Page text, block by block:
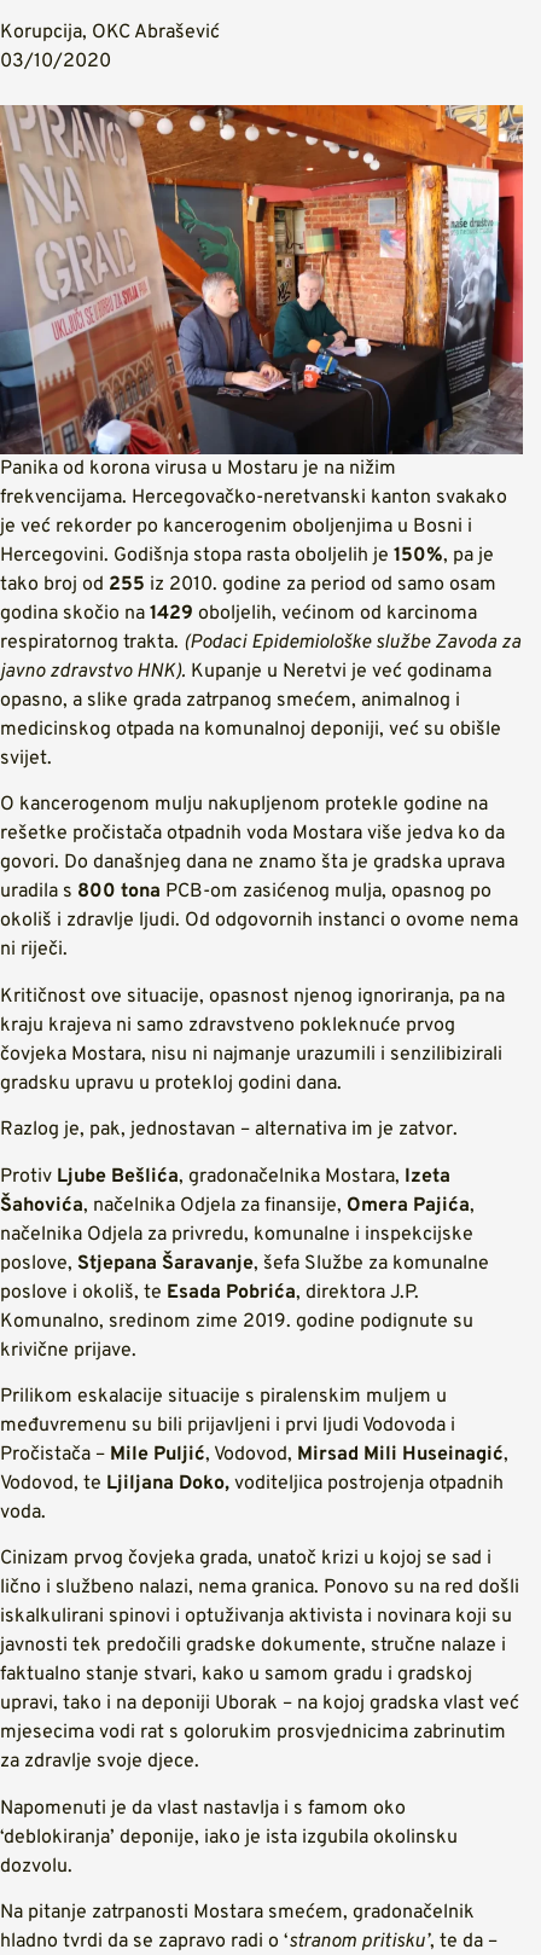
Korupcija, OKC Abrašević
03/10/2020
Panika od korona virusa u Mostaru je na nižim
frekvencijama. Hercegovačko-neretvanski kanton svakako
je već rekorder po kancerogenim oboljenjima u Bosni i
Hercegovini. Godišnja stopa rasta oboljelih je 150%, pa je
tako broj od 255 iz 2010. godine za period od samo osam
godina skočio na 1429 oboljelih, većinom od karcinoma
respiratornog trakta. (Podaci Epidemiološke službe Zavoda za
javno zdravstvo HNK). Kupanje u Neretvi je već godinama
opasno, a slike grada zatrpanog smećem, animalnog i
medicinskog otpada na komunalnoj deponiji, već su obišle
svijet.
O kancerogenom mulju nakupljenom protekle godine na
rešetke pročistača otpadnih voda Mostara više jedva ko da
govori. Do današnjeg dana ne znamo šta je gradska uprava
uradila s 800 tona PCB-om zasićenog mulja, opasnog po
okoliš i zdravlje ljudi. Od odgovornih instanci o ovome nema
ni riječi.
Kritičnost ove situacije, opasnost njenog ignoriranja, pa na
kraju krajeva ni samo zdravstveno pokleknuće prvog
čovjeka Mostara, nisu ni najmanje urazumili i senzilibizirali
gradsku upravu u protekloj godini dana.
Razlog je, pak, jednostavan – alternativa im je zatvor.
Protiv Ljube Bešlića, gradonačelnika Mostara, Izeta
Šahovića, načelnika Odjela za finansije, Omera Pajića,
načelnika Odjela za privredu, komunalne i inspekcijske
poslove, Stjepana Šaravanje, šefa Službe za komunalne
poslove i okoliš, te Esada Pobrića, direktora J.P.
Komunalno, sredinom zime 2019. godine podignute su
krivične prijave.
Prilikom eskalacije situacije s piralenskim muljem u
međuvremenu su bili prijavljeni i prvi ljudi Vodovoda i
Pročistača – Mile Puljić, Vodovod, Mirsad Mili Huseinagić,
Vodovod, te Ljiljana Doko, voditeljica postrojenja otpadnih
voda.
Cinizam prvog čovjeka grada, unatoč krizi u kojoj se sad i
lično i službeno nalazi, nema granica. Ponovo su na red došli
iskalkulirani spinovi i optuživanja aktivista i novinara koji su
javnosti tek predočili gradske dokumente, stručne nalaze i
faktualno stanje stvari, kako u samom gradu i gradskoj
upravi, tako i na deponiji Uborak – na kojoj gradska vlast već
mjesecima vodi rat s golorukim prosvjednicima zabrinutim
za zdravlje svoje djece.
Napomenuti je da vlast nastavlja i s famom oko
‘deblokiranja’ deponije, iako je ista izgubila okolinsku
dozvolu.
Na pitanje zatrpanosti Mostara smećem, gradonačelnik
hladno tvrdi da se zapravo radi o ‘stranom pritisku’, te da –